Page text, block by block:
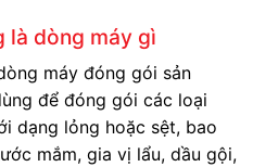
là dòng máy gì
máy đóng gói sản
để đóng gói các loại
dạng lỏng hoặc sệt, bao
mắm, gia vị lẩu, dầu gội,